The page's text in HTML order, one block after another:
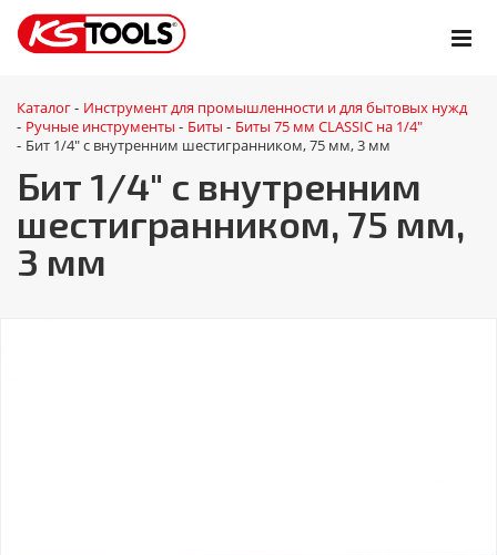
Каталог - Инструмент для промышленности и для бытовых нужд
- Ручные инструменты - Биты - Биты 75 мм CLASSIC на 1/4"
- Бит 1/4" с внутренним шестигранником, 75 мм, 3 мм
Бит 1/4" с внутренним
шестигранником, 75 мм,
3 мм